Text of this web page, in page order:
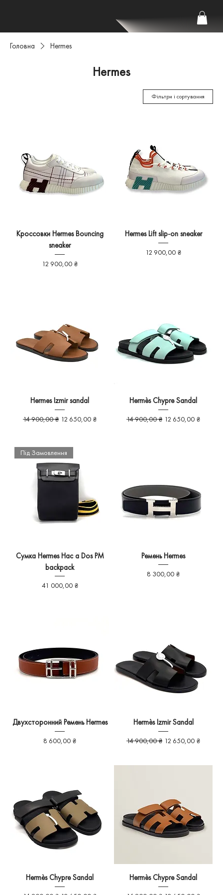
Головна Hermes
Hermes
Фільтри і сортування
Кроссовки Hermes Bouncing
sneaker
Ціна
12 900,00 ₴
Hermes Lift slip-on sneaker
Ціна
12 900,00 ₴
Hermes Izmir sandal
Звичайна ціна
14 900,00 ₴ За розпродажем
12 650,00 ₴
Hermès Chypre Sandal
Звичайна ціна
14 900,00 ₴ За розпродажем
12 650,00 ₴
Під Замовлення
Сумка Hermes Hac a Dos PM
backpack
Ціна
41 000,00 ₴
Ремень Hermes
Ціна
8 300,00 ₴
Двухсторонний Ремень Hermes
Ціна
8 600,00 ₴
Hermès Izmir Sandal
Звичайна ціна
14 900,00 ₴ За розпродажем
12 650,00 ₴
Hermès Chypre Sandal Hermès Chypre Sandal